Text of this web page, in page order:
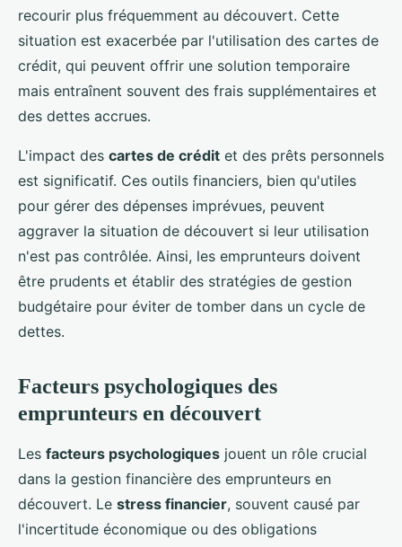
recourir plus fréquemment au découvert. Cette
situation est exacerbée par l'utilisation des cartes de
crédit, qui peuvent offrir une solution temporaire
mais entraînent souvent des frais supplémentaires et
des dettes accrues.
L'impact des cartes de crédit et des prêts personnels
est significatif. Ces outils financiers, bien qu'utiles
pour gérer des dépenses imprévues, peuvent
aggraver la situation de découvert si leur utilisation
n'est pas contrôlée. Ainsi, les emprunteurs doivent
être prudents et établir des stratégies de gestion
budgétaire pour éviter de tomber dans un cycle de
dettes.
Facteurs psychologiques des
emprunteurs en découvert
Les facteurs psychologiques jouent un rôle crucial
dans la gestion financière des emprunteurs en
découvert. Le stress financier, souvent causé par
l'incertitude économique ou des obligations